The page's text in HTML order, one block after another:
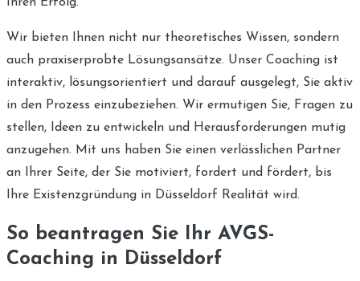
Ihren Erfolg.
Wir bieten Ihnen nicht nur theoretisches Wissen, sondern
auch praxiserprobte Lösungsansätze. Unser Coaching ist
interaktiv, lösungsorientiert und darauf ausgelegt, Sie aktiv
in den Prozess einzubeziehen. Wir ermutigen Sie, Fragen zu
stellen, Ideen zu entwickeln und Herausforderungen mutig
anzugehen. Mit uns haben Sie einen verlässlichen Partner
an Ihrer Seite, der Sie motiviert, fordert und fördert, bis
Ihre Existenzgründung in Düsseldorf Realität wird.
So beantragen Sie Ihr AVGS-
Coaching in Düsseldorf